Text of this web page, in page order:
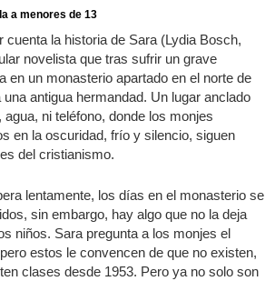
a menores de 13
cuenta la historia de Sara (Lydia Bosch,
novelista que tras sufrir un grave
en un monasterio apartado en el norte de
una antigua hermandad. Un lugar anclado
ni teléfono, donde los monjes
en la oscuridad, frío y silencio, siguen
del cristianismo.
lentamente, los días en el monasterio se
sin embargo, hay algo que no la deja
niños. Sara pregunta a los monjes el
estos le convencen de que no existen,
clases desde 1953. Pero ya no solo son